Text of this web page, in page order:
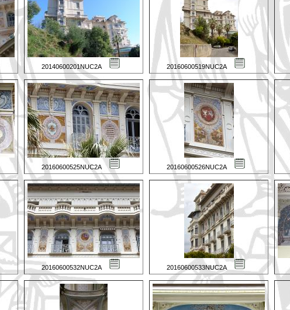
20140600201NUC2A 20160600519NUC2A
20160600525NUC2A 20160600526NUC2A
20160600532NUC2A 20160600533NUC2A